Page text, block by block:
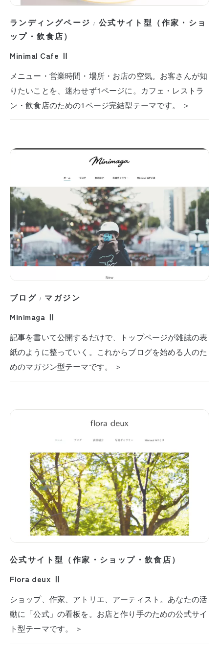
ランディングページ / 公式サイト型（作家・ショ
ップ・飲食店）
Minimal Cafe Ⅱ
メニュー・営業時間・場所・お店の空気。お客さんが知
りたいことを、迷わせず1ページに。カフェ・レストラ
ン・飲食店のための1ページ完結型テーマです。 ＞
ブログ / マガジン
Minimaga Ⅱ
記事を書いて公開するだけで、トップページが雑誌の表
紙のように整っていく。これからブログを始める人のた
めのマガジン型テーマです。 ＞
公式サイト型（作家・ショップ・飲食店）
Flora deux Ⅱ
ショップ、作家、アトリエ、アーティスト。あなたの活
動に「公式」の看板を。お店と作り手のための公式サイ
ト型テーマです。 ＞